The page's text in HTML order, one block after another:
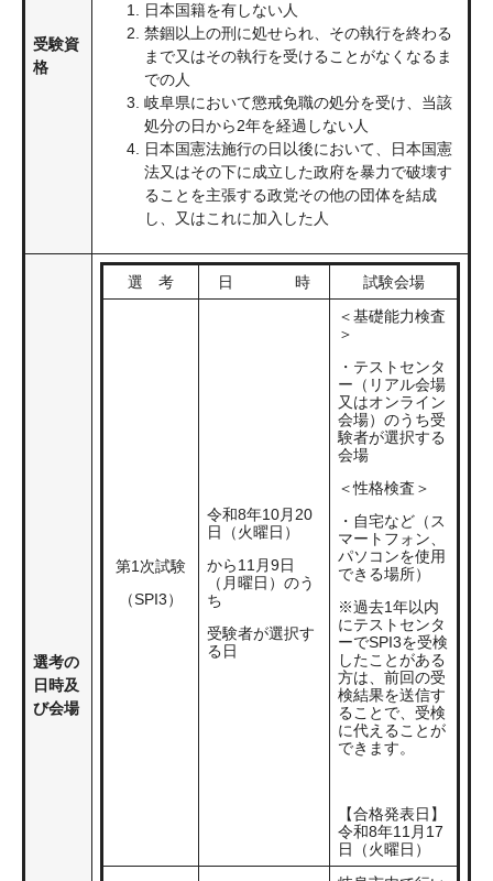
受験資
格
日本国籍を有しない人
禁錮以上の刑に処せられ、その執行を終わる
まで又はその執行を受けることがなくなるま
での人
岐阜県において懲戒免職の処分を受け、当該
処分の日から2年を経過しない人
日本国憲法施行の日以後において、日本国憲
法又はその下に成立した政府を暴力で破壊す
ることを主張する政党その他の団体を結成
し、又はこれに加入した人
選考の
日時及
び会場
選 考 日 時 試験会場
第1次試験
（SPI3）
令和8年10月20
日（火曜日）
から11月9日
（月曜日）のう
ち
受験者が選択す
る日
＜基礎能力検査
＞
・テストセンタ
ー（リアル会場
又はオンライン
会場）のうち受
験者が選択する
会場
＜性格検査＞
・自宅など（ス
マートフォン、
パソコンを使用
できる場所）
※過去1年以内
にテストセンタ
ーでSPI3を受検
したことがある
方は、前回の受
検結果を送信す
ることで、受検
に代えることが
できます。
【合格発表日】
令和8年11月17
日（火曜日）